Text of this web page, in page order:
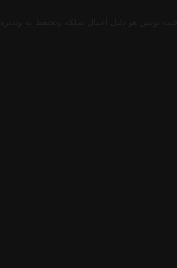
تونس هو دليل أعمال تملكه وتحتفظ به وتديره